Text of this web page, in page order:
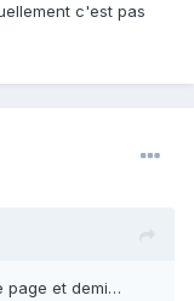
c'est pas
page et demi…